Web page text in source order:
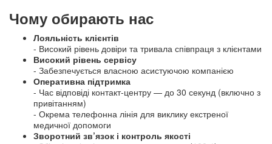
Чому обирають нас
Лояльність клієнтів
- Високий рівень довіри та тривала співпраця з клієнтами
Високий рівень сервісу
- Забезпечується власною асистуючою компанією
Оперативна підтримка
- Час відповіді контакт-центру — до 30 секунд (включно з
привітанням)
- Окрема телефонна лінія для виклику екстреної
медичної допомоги
Зворотний зв’язок і контроль якості